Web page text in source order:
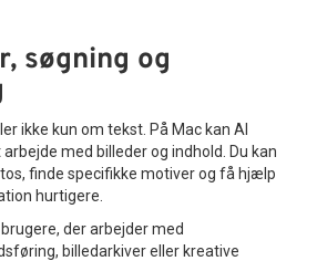
søgning og
ikke kun om tekst. På Mac kan AI
med billeder og indhold. Du kan
finde specifikke motiver og få hjælp
hurtigere.
der arbejder med
billedarkiver eller kreative